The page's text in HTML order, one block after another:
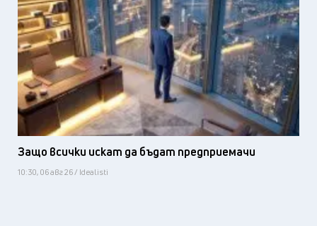
Защо всички искат да бъдат предприемачи
10:30, 06 авг 26 / Idealisti